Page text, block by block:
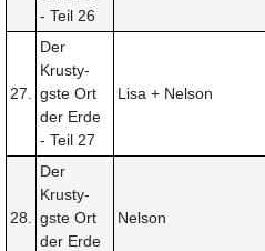
- Teil 26
27.
Der
Krusty-
gste Ort
der Erde
- Teil 27
Lisa + Nelson
28.
Der
Krusty-
gste Ort
der Erde
Nelson